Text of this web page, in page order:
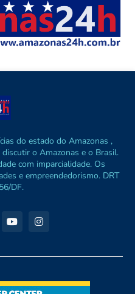
do estado do Amazonas ,
o Amazonas e o Brasil.
com imparcialidade. Os
e empreendedorismo. DRT
DF.